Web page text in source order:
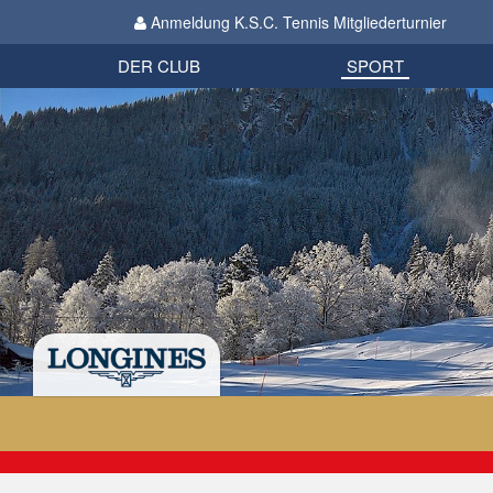
Anmeldung K.S.C. Tennis Mitgliederturnier
DER CLUB
Organisation
SPORT
Biathlon
Datenschutzverordnung 2018
Impressum